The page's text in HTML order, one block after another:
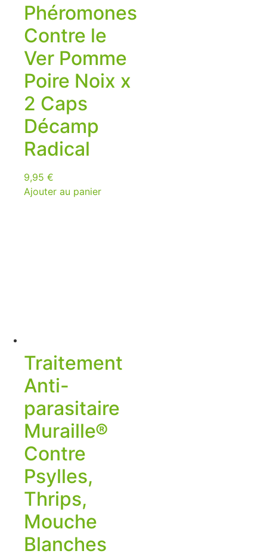
Phéromones
Contre le
Ver Pomme
Poire Noix x
2 Caps
Décamp
Radical
9,95 €
Ajouter au panier
Traitement
Anti-
parasitaire
Muraille®
Contre
Psylles,
Thrips,
Mouche
Blanches